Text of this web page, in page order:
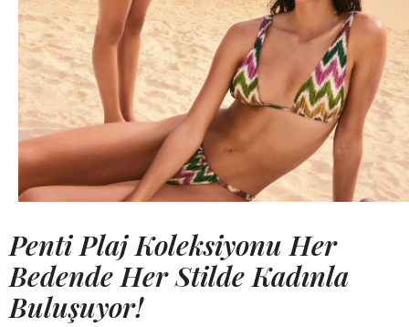
Penti Plaj Koleksiyonu Her
Bedende Her Stilde Kadınla
Buluşuyor!